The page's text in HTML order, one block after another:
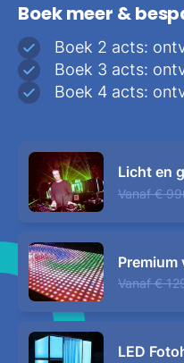
Boek meer &
Boek 2 acts:
Boek 3 acts:
Boek 4 acts:
Licht en
Vanaf €
Vanaf €
LED